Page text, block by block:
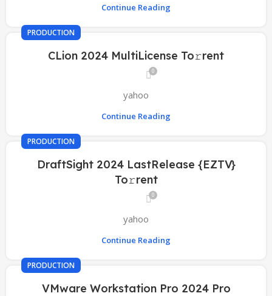
Continue Reading
PRODUCTION
CLion 2024 MultiLicense To𝚛rent
0
yahoo
Continue Reading
PRODUCTION
DraftSight 2024 LastRelease {EZTV}
To𝚛rent
0
yahoo
Continue Reading
PRODUCTION
VMware Workstation Pro 2024 Pro